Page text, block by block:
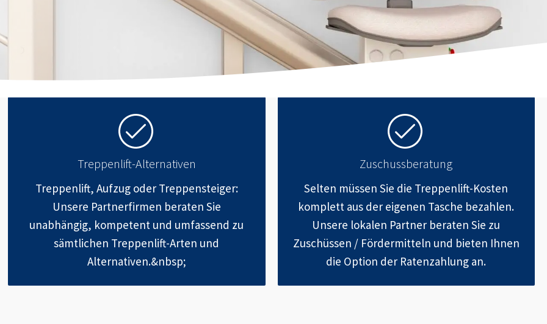
Treppenlift-Alternativen
Treppenlift, Aufzug oder Treppensteiger:
Unsere Partnerfirmen beraten Sie
unabhängig, kompetent und umfassend zu
sämtlichen Treppenlift-Arten und
Alternativen.&nbsp;
Zuschussberatung
Selten müssen Sie die Treppenlift-Kosten
komplett aus der eigenen Tasche bezahlen.
Unsere lokalen Partner beraten Sie zu
Zuschüssen / Fördermitteln und bieten Ihnen
die Option der Ratenzahlung an.